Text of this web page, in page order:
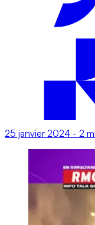
25 janvier 2024 - 2